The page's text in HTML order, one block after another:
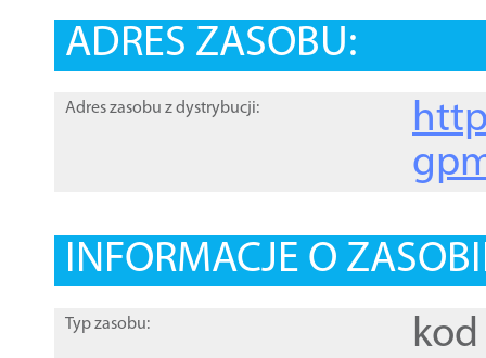
ADRES ZASOBU:
Adres zasobu z dystrybucji:
INFORMACJE O
Typ zasobu: kod